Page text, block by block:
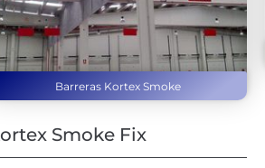
Barreras Kortex Smoke
Smoke Fix